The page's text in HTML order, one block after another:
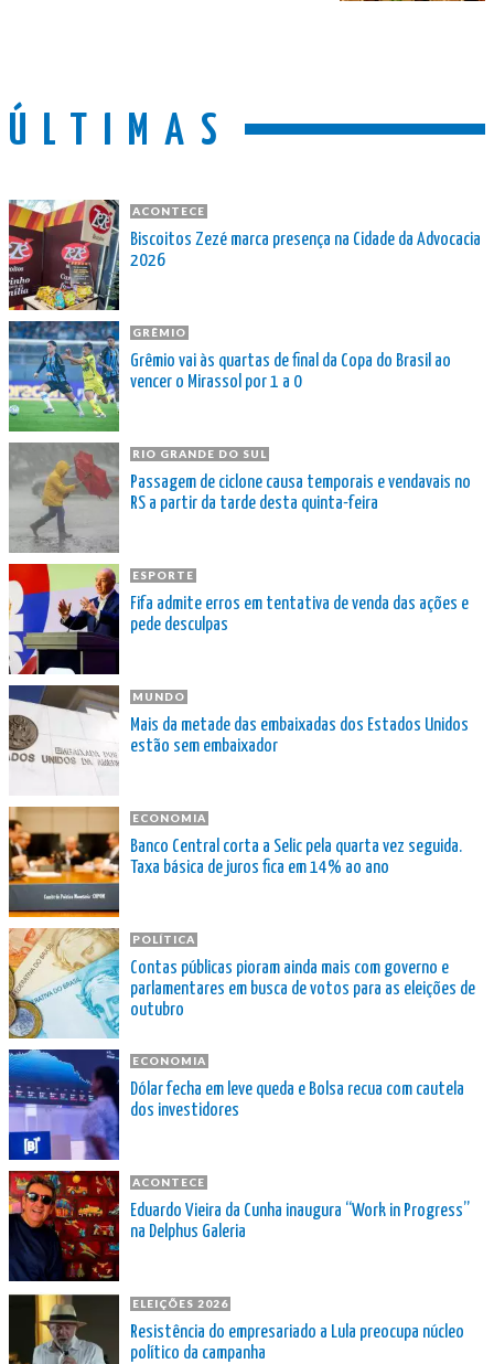
ÚLTIMAS
ACONTECE
Biscoitos Zezé marca presença na Cidade da Advocacia
2026
GRÊMIO
Grêmio vai às quartas de final da Copa do Brasil ao
vencer o Mirassol por 1 a 0
RIO GRANDE DO SUL
Passagem de ciclone causa temporais e vendavais no
RS a partir da tarde desta quinta-feira
ESPORTE
Fifa admite erros em tentativa de venda das ações e
pede desculpas
MUNDO
Mais da metade das embaixadas dos Estados Unidos
estão sem embaixador
ECONOMIA
Banco Central corta a Selic pela quarta vez seguida.
Taxa básica de juros fica em 14% ao ano
POLÍTICA
Contas públicas pioram ainda mais com governo e
parlamentares em busca de votos para as eleições de
outubro
ECONOMIA
Dólar fecha em leve queda e Bolsa recua com cautela
dos investidores
ACONTECE
Eduardo Vieira da Cunha inaugura “Work in Progress”
na Delphus Galeria
ELEIÇÕES 2026
Resistência do empresariado a Lula preocupa núcleo
político da campanha